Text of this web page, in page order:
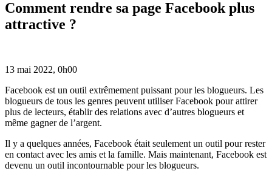
Comment rendre sa page Facebook plus
attractive ?
13 mai 2022, 0h00
Facebook est un outil extrêmement puissant pour les blogueurs. Les
blogueurs de tous les genres peuvent utiliser Facebook pour attirer
plus de lecteurs, établir des relations avec d’autres blogueurs et
même gagner de l’argent.
Il y a quelques années, Facebook était seulement un outil pour rester
en contact avec les amis et la famille. Mais maintenant, Facebook est
devenu un outil incontournable pour les blogueurs.